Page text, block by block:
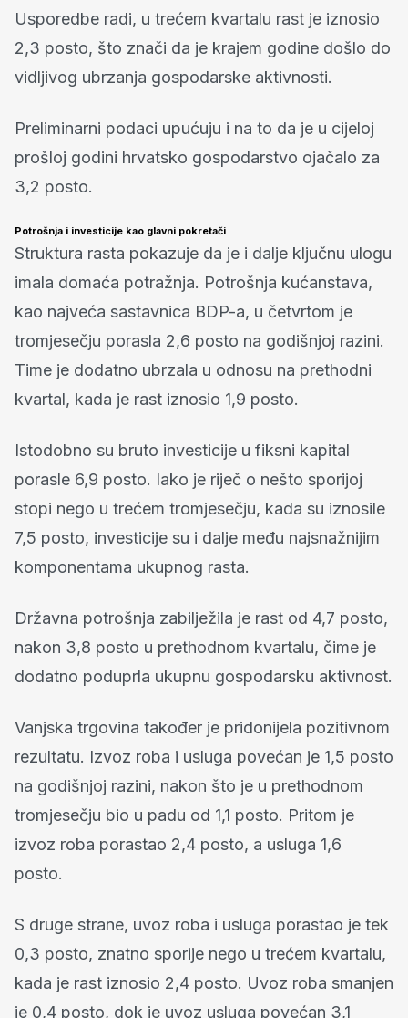
Usporedbe radi, u trećem kvartalu rast je iznosio
2,3 posto, što znači da je krajem godine došlo do
vidljivog ubrzanja gospodarske aktivnosti.
Preliminarni podaci upućuju i na to da je u cijeloj
prošloj godini hrvatsko gospodarstvo ojačalo za
3,2 posto.
Potrošnja i investicije kao glavni pokretači
Struktura rasta pokazuje da je i dalje ključnu ulogu
imala domaća potražnja. Potrošnja kućanstava,
kao najveća sastavnica BDP-a, u četvrtom je
tromjesečju porasla 2,6 posto na godišnjoj razini.
Time je dodatno ubrzala u odnosu na prethodni
kvartal, kada je rast iznosio 1,9 posto.
Istodobno su bruto investicije u fiksni kapital
porasle 6,9 posto. Iako je riječ o nešto sporijoj
stopi nego u trećem tromjesečju, kada su iznosile
7,5 posto, investicije su i dalje među najsnažnijim
komponentama ukupnog rasta.
Državna potrošnja zabilježila je rast od 4,7 posto,
nakon 3,8 posto u prethodnom kvartalu, čime je
dodatno poduprla ukupnu gospodarsku aktivnost.
Vanjska trgovina također je pridonijela pozitivnom
rezultatu. Izvoz roba i usluga povećan je 1,5 posto
na godišnjoj razini, nakon što je u prethodnom
tromjesečju bio u padu od 1,1 posto. Pritom je
izvoz roba porastao 2,4 posto, a usluga 1,6
posto.
S druge strane, uvoz roba i usluga porastao je tek
0,3 posto, znatno sporije nego u trećem kvartalu,
kada je rast iznosio 2,4 posto. Uvoz roba smanjen
je 0,4 posto, dok je uvoz usluga povećan 3,1